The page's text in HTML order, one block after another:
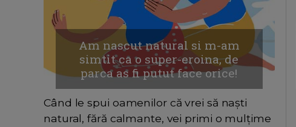
Am nascut natural si m-am
simtit ca o super-eroina, de
parca as fi putut face orice!
Când le spui oamenilor că vrei să naști
natural, fără calmante, vei primi o mulțime